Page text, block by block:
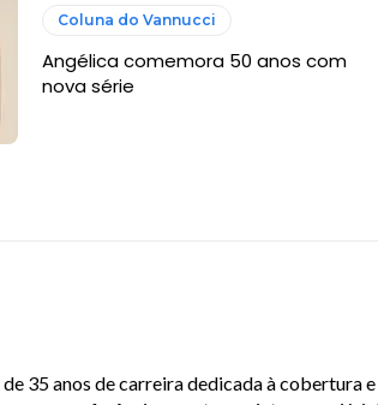
Coluna do Vannucci
Angélica comemora 50 anos com
nova série
35 anos de carreira dedicada à cobertura